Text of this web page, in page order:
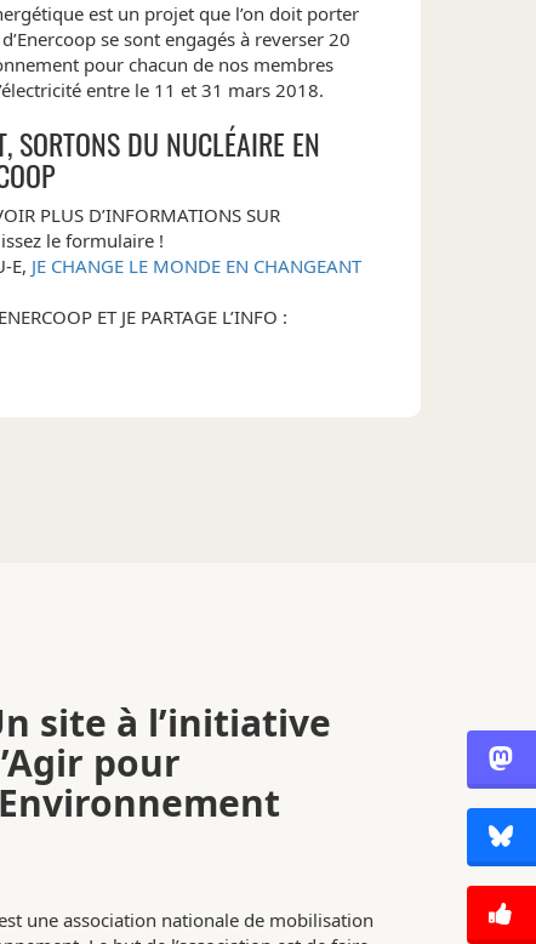
est un projet que l’on doit porter
se sont engagés à reverser 20
pour chacun de nos membres
entre le 11 et 31 mars 2018.
DU NUCLÉAIRE EN
PLUS D’INFORMATIONS SUR
le formulaire !
E, JE CHANGE LE MONDE EN CHANGEANT
ET JE PARTAGE L’INFO :
site à l’initiative
pour
une association nationale de mobilisation